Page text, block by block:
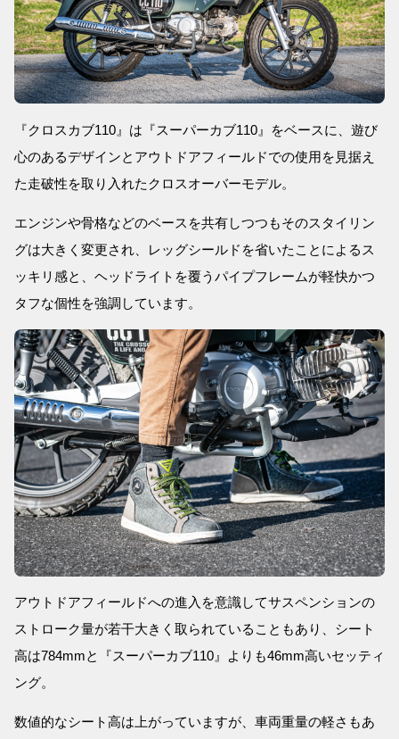
『クロスカブ110』は『スーパーカブ110』をベースに、遊び
心のあるデザインとアウトドアフィールドでの使用を見据え
た走破性を取り入れたクロスオーバーモデル。
エンジンや骨格などのベースを共有しつつもそのスタイリン
グは大きく変更され、レッグシールドを省いたことによるス
ッキリ感と、ヘッドライトを覆うパイプフレームが軽快かつ
タフな個性を強調しています。
アウトドアフィールドへの進入を意識してサスペンションの
ストローク量が若干大きく取られていることもあり、シート
高は784mmと『スーパーカブ110』よりも46mm高いセッティ
ング。
数値的なシート高は上がっていますが、車両重量の軽さもあ